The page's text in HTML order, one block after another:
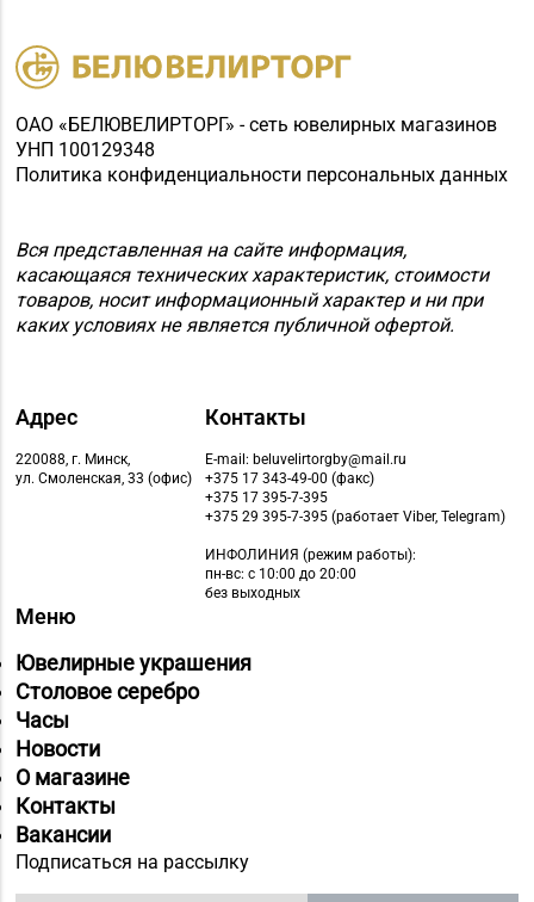
ОАО «БЕЛЮВЕЛИРТОРГ» - сеть ювелирных магазинов
УНП 100129348
Политика конфиденциальности персональных данных
Вся представленная на сайте информация,
касающаяся технических характеристик, стоимости
товаров, носит информационный характер и ни при
каких условиях не является публичной офертой.
Адрес
220088, г. Минск,
ул. Смоленская, 33 (офис)
Контакты
E-mail: beluvelirtorgby@mail.ru
+375 17 343-49-00 (факс)
+375 17 395-7-395
+375 29 395-7-395 (работает Viber, Telegram)
ИНФОЛИНИЯ (режим работы):
пн-вс: с 10:00 до 20:00
без выходных
Меню
Ювелирные украшения
Столовое серебро
Часы
Новости
О магазине
Контакты
Вакансии
Подписаться на рассылку